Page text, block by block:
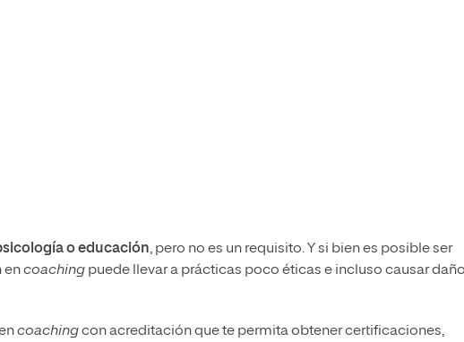
o educación, pero no es un requisito. Y si bien es posible ser
encoaching puede llevar a prácticas poco éticas e incluso causar
coachingcon acreditación que te permita obtener certificaciones,